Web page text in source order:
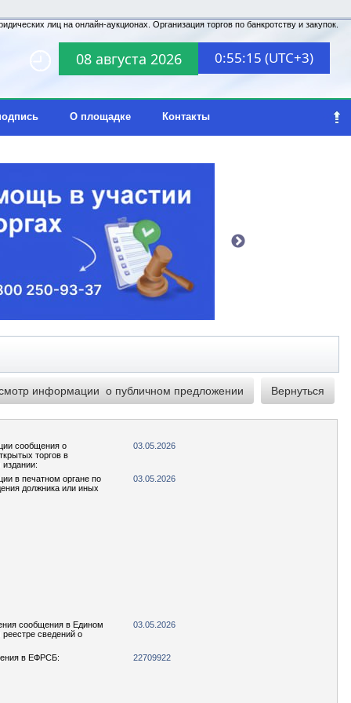
08 августа 2026 0:55:15 (UTC+3)
лиц на онлайн-аукционах. Организация торгов по банкротству и закупок.
О площадке Контакты
сообщения о
торгов в
03.05.2026
в печатном органе по
должника или иных
03.05.2026
сообщения в Едином
сведений о
03.05.2026
в ЕФРСБ: 22709922